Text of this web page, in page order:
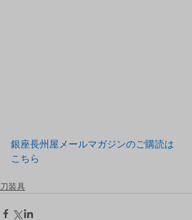
銀座長州屋メールマガジンのご購読は
こちら
刀装具